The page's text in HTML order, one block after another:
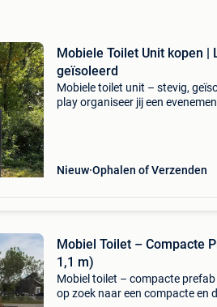
Mobiele Toilet Unit kopen |
geïsoleerd
Mobiele toilet unit – stevig,
play organiseer jij een
Nieuw Ophalen of Verzenden
Mobiel Toilet – Compacte
1,1 m)
Mobiel toilet – compacte
op zoek naar een compacte en